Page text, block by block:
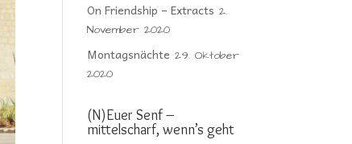
On Friendship – Extracts 2.
November 2020
Montagsnächte 29. Oktober
2020
(N)Euer Senf –
mittelscharf, wenn’s geht